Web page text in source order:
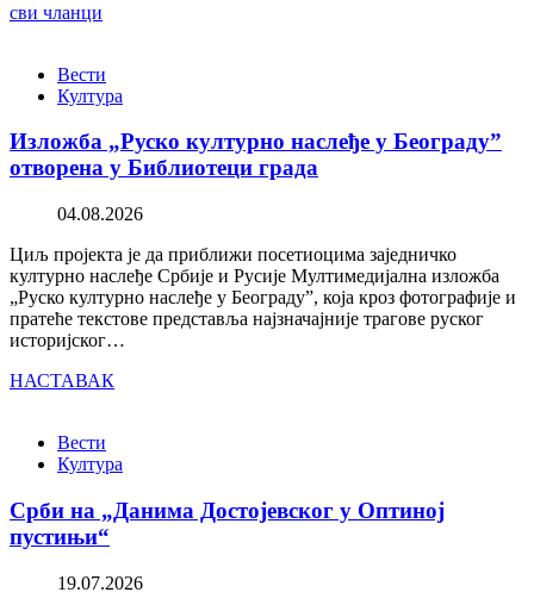
сви чланци
Вести
Култура
Изложба „Руско културно наслеђе у Београду”
отворена у Библиотеци града
04.08.2026
Циљ пројекта је да приближи посетиоцима заједничко
културно наслеђе Србије и Русије Мултимедијална изложба
„Руско културно наслеђе у Београду”, која кроз фотографије и
пратеће текстове представља најзначајније трагове руског
историјског…
НАСТАВАК
Вести
Култура
Срби на „Данима Достојевског у Оптиној
пустињи“
19.07.2026